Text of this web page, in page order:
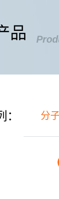
品
分